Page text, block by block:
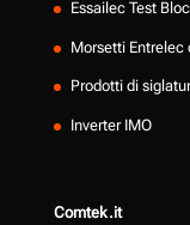
Essailec Test
Morsetti Entrelec
Prodotti di
Inverter IMO
Comtek.it